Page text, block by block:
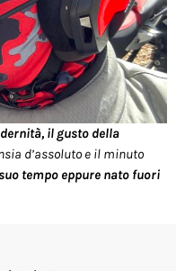
il gusto della
d’assoluto e il minuto
tempo eppure nato fuori